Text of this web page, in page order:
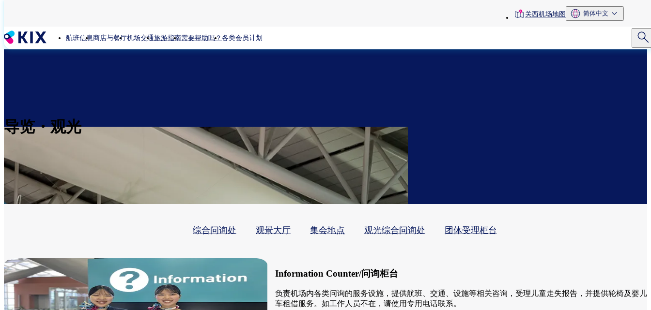
到
主
要
toolbar关西机场地图 简体中文
航班信息商店与餐厅机场交通旅游指南需要帮助吗？ 各类会员计划
导览・观光
综合问询处 观景大厅 集会地点 观光综合问询处 团体受理柜台
Information Counter/问询柜台
负责机场内各类问询的服务设施，提供航班、交通、设施等相关咨询，受理儿童走失报告，并提供轮椅及婴儿
车租借服务。如工作人员不在，请使用专用电话联系。